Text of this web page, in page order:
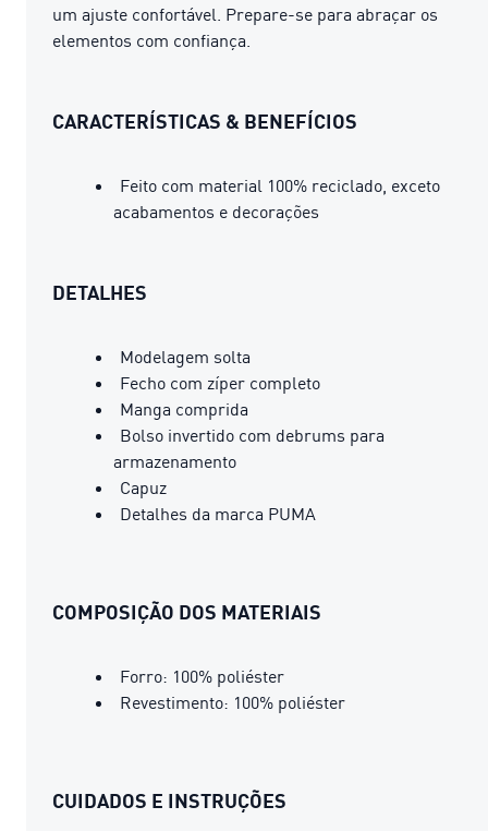
um ajuste confortável. Prepare-se para abraçar os
elementos com confiança.
CARACTERÍSTICAS & BENEFÍCIOS
Feito com material 100% reciclado, exceto
acabamentos e decorações
DETALHES
Modelagem solta
Fecho com zíper completo
Manga comprida
Bolso invertido com debrums para
armazenamento
Capuz
Detalhes da marca PUMA
COMPOSIÇÃO DOS MATERIAIS
Forro: 100% poliéster
Revestimento: 100% poliéster
CUIDADOS E INSTRUÇÕES